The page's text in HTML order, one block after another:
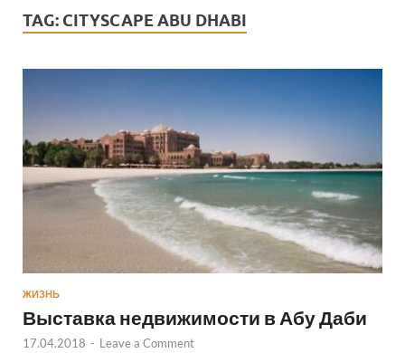
TAG: CITYSCAPE ABU DHABI
ЖИЗНЬ
Выставка недвижимости в Абу Даби
17.04.2018 - Leave a Comment